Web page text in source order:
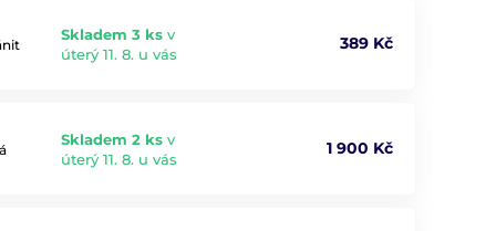
Skladem 3 ks v
úterý 11. 8. u vás
389 Kč
Skladem 2 ks v
úterý 11. 8. u vás
1 900 Kč